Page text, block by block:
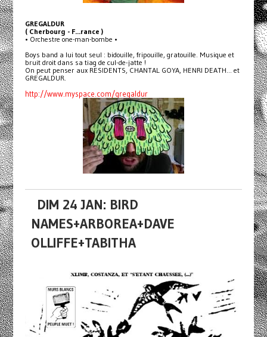
GREGALDUR
( Cherbourg - F...rance )
• Orchestre one-man-bombe •
Boys band a lui tout seul : bidouille, fripouille, gratouille. Musique et
bruit droit dans sa tiag de cul-de-jatte !
On peut penser aux RESIDENTS, CHANTAL GOYA, HENRI DEATH... et
GREGALDUR.
http://www.myspace.com/gregaldur
DIM 24 JAN: BIRD
NAMES+ARBOREA+DAVE
OLLIFFE+TABITHA